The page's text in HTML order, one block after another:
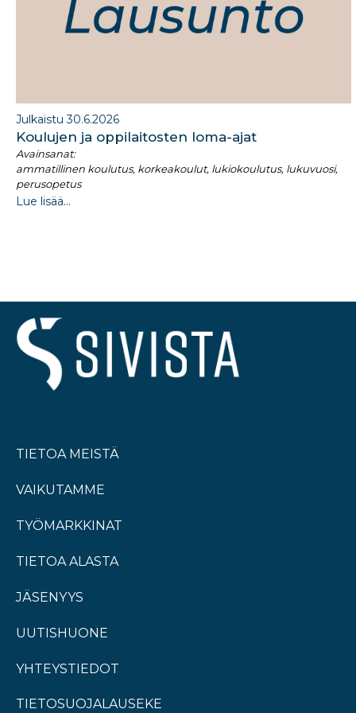
Julkaistu 30.6.2026
Koulujen ja oppilaitosten loma-ajat​
Avainsanat:
ammatillinen koulutus, korkeakoulut, lukiokoulutus, lukuvuosi,
perusopetus
Lue lisää...
TIETOA MEISTÄ
VAIKUTAMME
TYÖMARKKINAT
TIETOA ALASTA
JÄSENYYS
UUTISHUONE
YHTEYSTIEDOT
TIETOSUOJALAUSEKE